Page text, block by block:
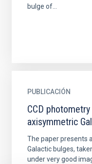
bulge of...
PUBLICACIÓN
CCD
axisymmetric
The paper presents
Galactic bulges,
under very good